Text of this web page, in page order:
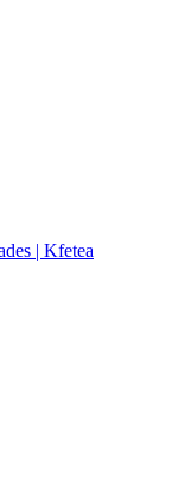
| Kfetea